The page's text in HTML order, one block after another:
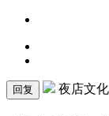
回复 夜店文化